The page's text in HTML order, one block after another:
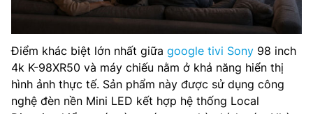
Điểm khác biệt lớn nhất giữa google tivi Sony 98 inch
4k K-98XR50 và máy chiếu nằm ở khả năng hiển thị
hình ảnh thực tế. Sản phẩm này được sử dụng công
nghệ đèn nền Mini LED kết hợp hệ thống Local